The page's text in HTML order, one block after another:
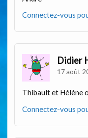
Connectez-vous
Didier
17 août
Thibault et Hélène
Connectez-vous